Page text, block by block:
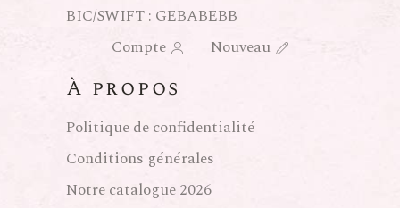
À propos
Politique de confidentialité
Conditions générales
Notre catalogue 2026
BIC/SWIFT : GEBABEBB
Compte
Nouveau